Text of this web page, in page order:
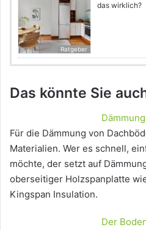
Ratgeber
das wirklich?
Das könnte Sie
Für die Dämmung von
Materialien. Wer es schnell,
möchte, der setzt auf
oberseitiger Holzspanplatte
Kingspan Insulation.
Der